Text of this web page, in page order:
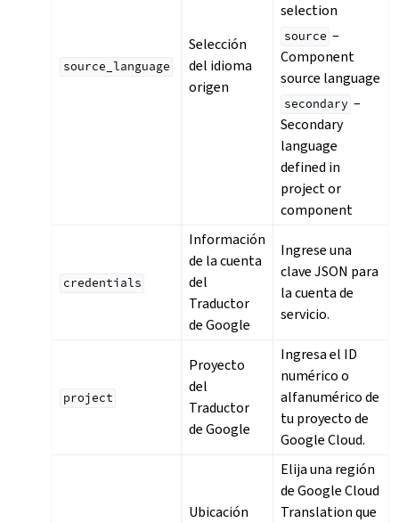
source_language
Selección
del idioma
origen
selection
source –
Component
source language
secondary –
Secondary
language
defined in
project or
component
credentials
Información
de la cuenta
del
Traductor
de Google
Ingrese una
clave JSON para
la cuenta de
servicio.
project
Proyecto
del
Traductor
de Google
Ingresa el ID
numérico o
alfanumérico de
tu proyecto de
Google Cloud.
Ubicación
Elija una región
de Google Cloud
Translation que